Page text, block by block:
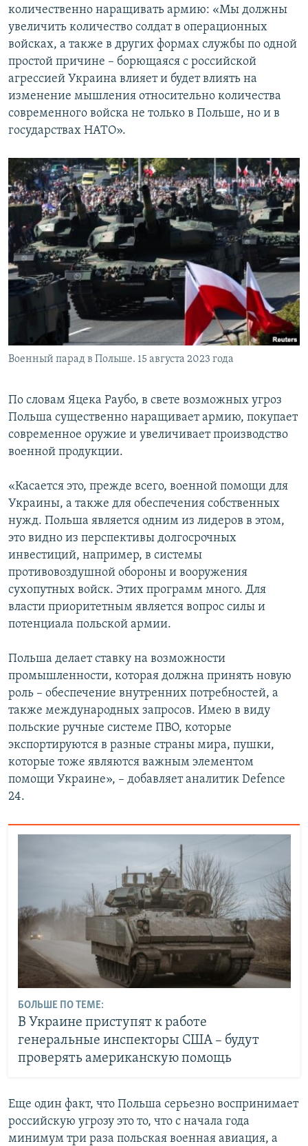
количественно наращивать армию: «Мы должны
увеличить количество солдат в операционных
войсках, а также в других формах службы по одной
простой причине – борющаяся с российской
агрессией Украина влияет и будет влиять на
изменение мышления относительно количества
современного войска не только в Польше, но и в
государствах НАТО».
Военный парад в Польше. 15 августа 2023 года
По словам Яцека Раубо, в свете возможных угроз
Польша существенно наращивает армию, покупает
современное оружие и увеличивает производство
военной продукции.
«Касается это, прежде всего, военной помощи для
Украины, а также для обеспечения собственных
нужд. Польша является одним из лидеров в этом,
это видно из перспективы долгосрочных
инвестиций, например, в системы
противовоздушной обороны и вооружения
сухопутных войск. Этих программ много. Для
власти приоритетным является вопрос силы и
потенциала польской армии.
Польша делает ставку на возможности
промышленности, которая должна принять новую
роль – обеспечение внутренних потребностей, а
также международных запросов. Имею в виду
польские ручные системе ПВО, которые
экспортируются в разные страны мира, пушки,
которые тоже являются важным элементом
помощи Украине», – добавляет аналитик Defence
24.
БОЛЬШЕ ПО ТЕМЕ:
В Украине приступят к работе
генеральные инспекторы США – будут
проверять американскую помощь
Еще один факт, что Польша серьезно воспринимает
российскую угрозу это то, что с начала года
минимум три раза польская военная авиация, а